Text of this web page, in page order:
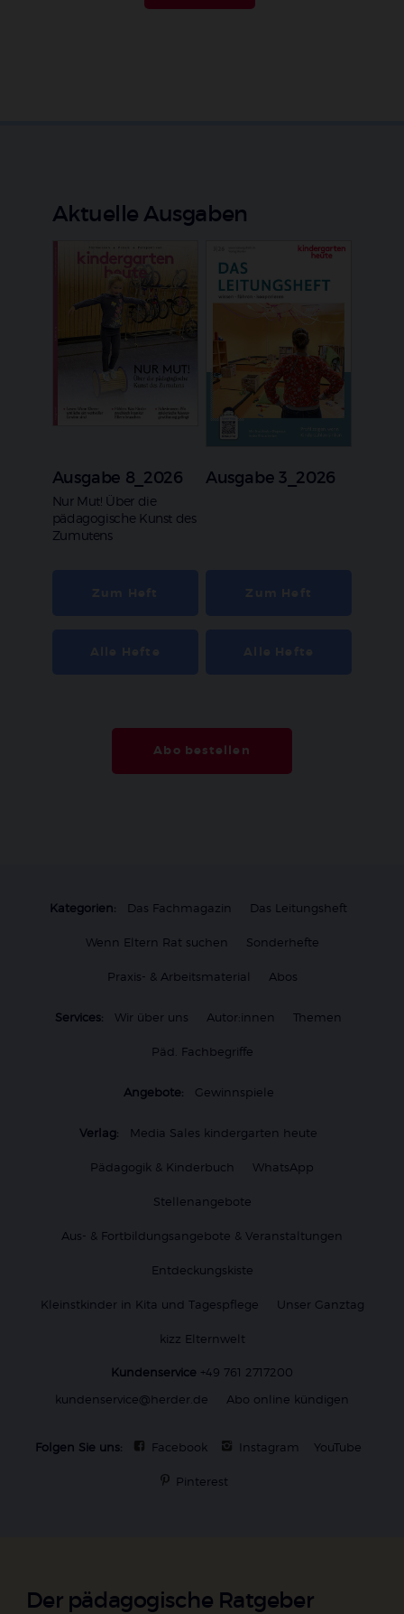
Aktuelle Ausgaben
Ausgabe 8_2026
:
Nur Mut! Über die
pädagogische Kunst des
Zumutens
Ausgabe 3_2026
Abo bestellen
Kategorien: Das Fachmagazin Das Leitungsheft
Wenn Eltern Rat suchen Sonderhefte
Praxis- & Arbeitsmaterial Abos
Services: Wir über uns Autor:innen Themen
Päd. Fachbegriffe
Angebote: Gewinnspiele
Verlag: Media Sales kindergarten heute
Pädagogik & Kinderbuch WhatsApp
Stellenangebote
Aus- & Fortbildungsangebote & Veranstaltungen
Entdeckungskiste
Kleinstkinder in Kita und Tagespflege Unser Ganztag
kizz Elternwelt
Kundenservice +49 761 2717200
kundenservice@herder.de
Abo online kündigen
Folgen Sie uns: Facebook Instagram YouTube
Pinterest
Der pädagogische Ratgeber